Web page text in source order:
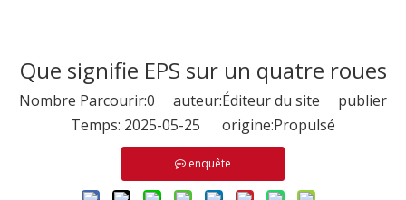
Que signifie EPS sur un quatre roues
Nombre Parcourir:0 auteur:Éditeur du site publier
Temps: 2025-05-25 origine:Propulsé
enquête